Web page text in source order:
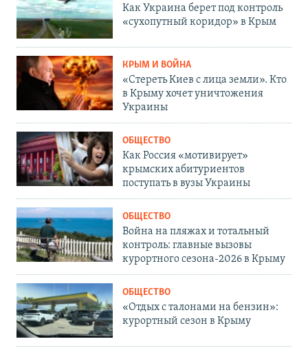
Как Украина берет под контроль
«сухопутный коридор» в Крым
КРЫМ И ВОЙНА
«Стереть Киев с лица земли». Кто
в Крыму хочет уничтожения
Украины
ОБЩЕСТВО
Как Россия «мотивирует»
крымских абитуриентов
поступать в вузы Украины
ОБЩЕСТВО
Война на пляжах и тотальный
контроль: главные вызовы
курортного сезона-2026 в Крыму
ОБЩЕСТВО
«Отдых с талонами на бензин»:
курортный сезон в Крыму